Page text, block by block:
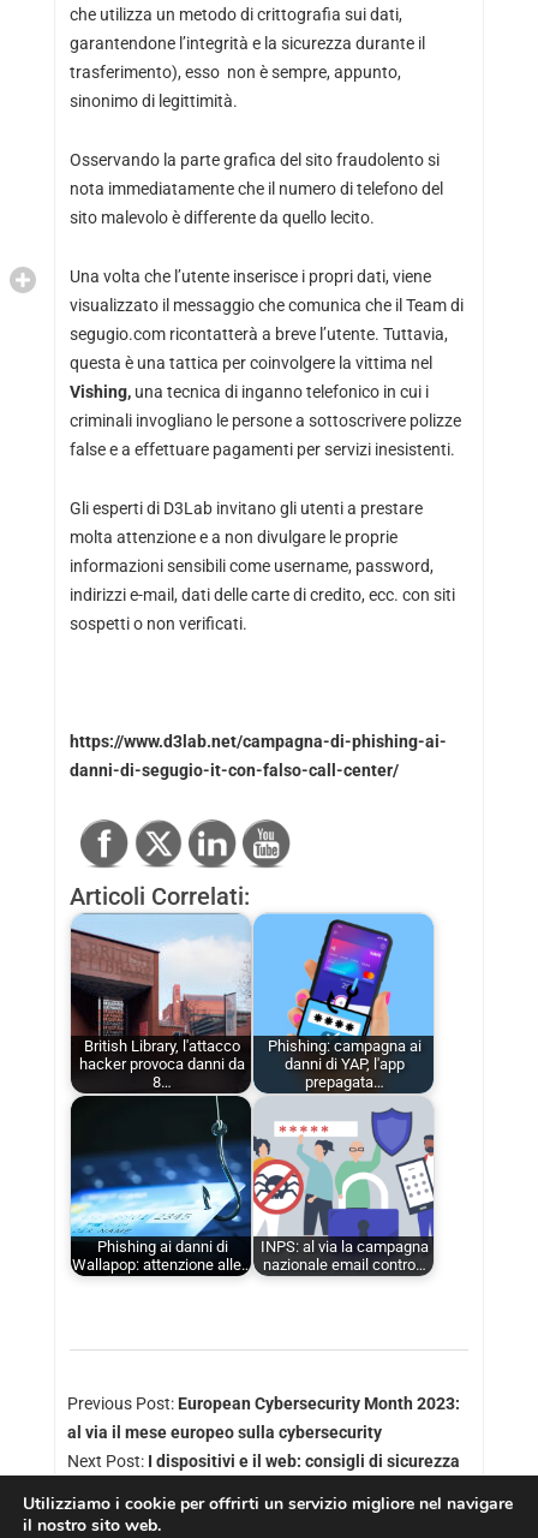
che utilizza un metodo di crittografia sui dati,
garantendone l’integrità e la sicurezza durante il
trasferimento), esso non è sempre, appunto,
sinonimo di legittimità.
Osservando la parte grafica del sito fraudolento si
nota immediatamente che il numero di telefono del
sito malevolo è differente da quello lecito.
Una volta che l’utente inserisce i propri dati, viene
visualizzato il messaggio che comunica che il Team di
segugio.com ricontatterà a breve l’utente. Tuttavia,
questa è una tattica per coinvolgere la vittima nel
Vishing,una tecnica di inganno telefonico in cui i
criminali invogliano le persone a sottoscrivere polizze
false e a effettuare pagamenti per servizi inesistenti.
Gli esperti di D3Lab invitano gli utenti a prestare
molta attenzione e a non divulgare le proprie
informazioni sensibili come username, password,
indirizzi e-mail, dati delle carte di credito, ecc. con siti
sospetti o non verificati.
https://www.d3lab.net/campagna-di-phishing-ai-
danni-di-segugio-it-con-falso-call-center/
Articoli Correlati:
British Library, l'attacco
hacker provoca danni da
8…
Phishing: campagna ai
danni di YAP, l'app
prepagata…
Phishing ai danni di
Wallapop: attenzione alle…
INPS: al via la campagna
nazionale email contro…
Previous Post: European Cybersecurity Month 2023:
al via il mese europeo sulla cybersecurity
Next Post: I dispositivi e il web: consigli di sicurezza
Utilizziamo i cookie per offrirti un servizio migliore nel navigare
il nostro sito web.